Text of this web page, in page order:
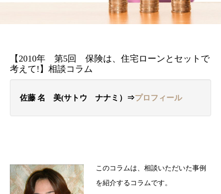
【2010年 第5回 保険は、住宅ローンとセットで
考えて!】相談コラム
佐藤 名ゝ美(サトウ ナナミ）⇒プロフィール
このコラムは、相談いただいた事例
を紹介するコラムです。